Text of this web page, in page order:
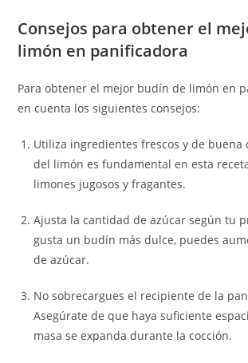
Consejos para obtener el
limón en panificadora
Para obtener el mejor budín de limón en
en cuenta los siguientes consejos:
Utiliza ingredientes frescos y de buena
del limón es fundamental en esta
limones jugosos y fragantes.
Ajusta la cantidad de azúcar según tu
gusta un budín más dulce, puedes
de azúcar.
No sobrecargues el recipiente de la
Asegúrate de que haya suficiente
masa se expanda durante la cocción.